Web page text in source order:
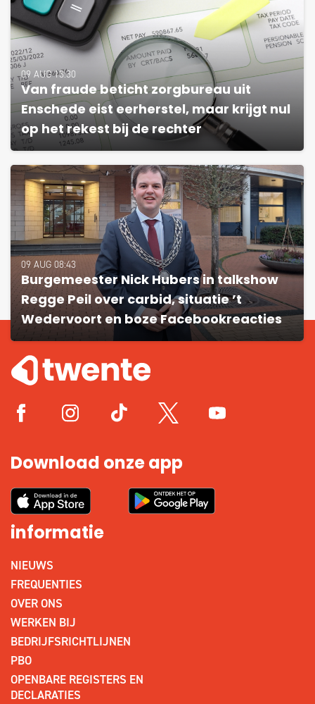
09 AUG 13:30
Van fraude beticht zorgbureau uit
Enschede eist eerherstel, maar krijgt nul
op het rekest bij de rechter
09 AUG 08:43
Burgemeester Nick Hubers in talkshow
Regge Peil over carbid, situatie ’t
Wedervoort en boze Facebookreacties
Download onze app
informatie
NIEUWS
FREQUENTIES
OVER ONS
WERKEN BIJ
BEDRIJFSRICHTLIJNEN
PBO
OPENBARE REGISTERS EN
DECLARATIES